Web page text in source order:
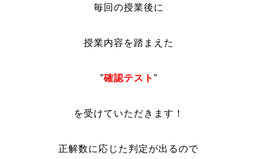
毎回の授業後に
授業内容を踏まえた
”確認テスト ”
を受けていただきます！
正解数に応じた 判定が出るので